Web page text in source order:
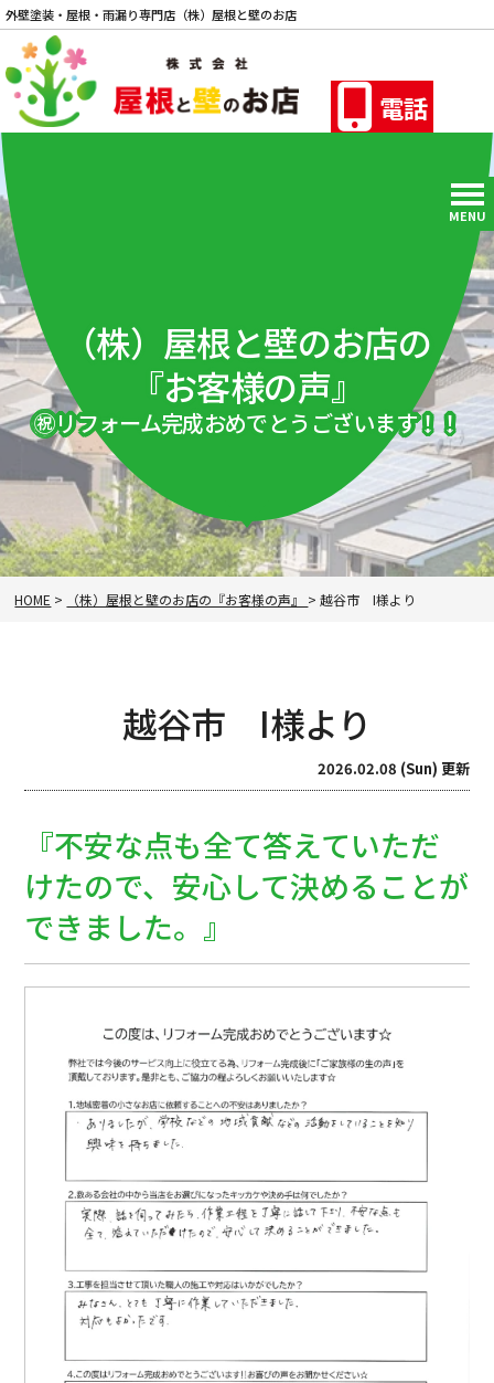
外壁塗装・屋根・雨漏り専門店（株）屋根と壁のお店
電話
MENU
（株）屋根と壁のお店の
『お客様の声』
㊗リフォーム完成おめでとうございます！！
HOME > （株）屋根と壁のお店の『お客様の声』 >越谷市 I様より
越谷市 I様より
2026.02.08 (Sun) 更新
『不安な点も全て答えていただ
けたので、安心して決めることが
できました。』